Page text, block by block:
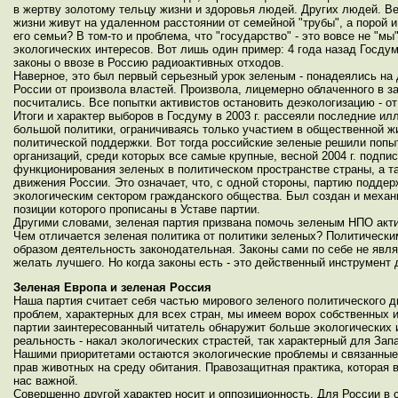
в жертву золотому тельцу жизни и здоровья людей. Других людей.
жизни живут на удаленном расстоянии от семейной "трубы", а порой
его семьи? В том-то и проблема, что "государство" - это вовсе не
экологических интересов. Вот лишь один пример: 4 года назад
законы о ввозе в Россию радиоактивных отходов.
Наверное, это был первый серьезный урок зеленым - понадеялись
России от произвола властей. Произвола, лицемерно облаченного
посчитались. Все попытки активистов остановить деэкологизацию -
Итоги и характер выборов в Госдуму в 2003 г. рассеяли последние
большой политики, ограничиваясь только участием в общественной
политической поддержки. Вот тогда российские зеленые решили
организаций, среди которых все самые крупные, весной 2004 г.
функционирования зеленых в политическом пространстве страны, а
движения России. Это означает, что, с одной стороны, партию
экологическим сектором гражданского общества. Был создан и
позиции которого прописаны в Уставе партии.
Другими словами, зеленая партия призвана помочь зеленым НПО
Чем отличается зеленая политика от политики зеленых?
образом деятельность законодательная. Законы сами по себе не
желать лучшего. Но когда законы есть - это действенный инструмент
Зеленая Европа и зеленая Россия
Наша партия считает себя частью мирового зеленого
проблем, характерных для всех стран, мы имеем ворох
партии заинтересованный читатель обнаружит больше
реальность - накал экологических страстей, так характерный для
Нашими приоритетами остаются экологические проблемы и
прав животных на среду обитания. Правозащитная практика,
нас важной.
Совершенно другой характер носит и оппозиционность. Для России